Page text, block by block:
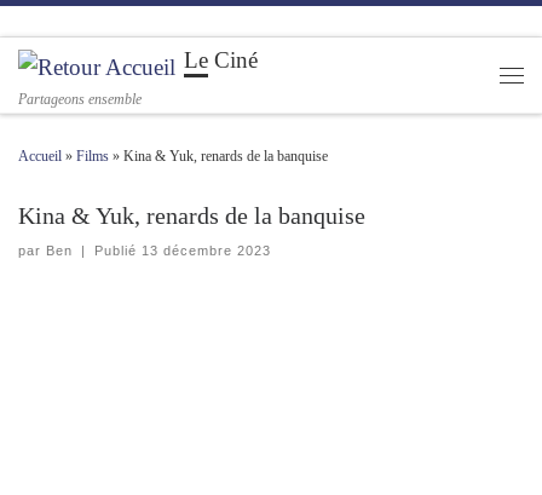
Passer au contenu
Le Ciné
Partageons ensemble
Accueil » Films » Kina & Yuk, renards de la banquise
Kina & Yuk, renards de la banquise
par Ben | Publié 13 décembre 2023